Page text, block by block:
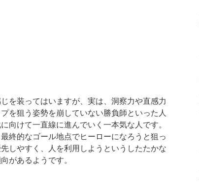
を装ってはいますが、実は、洞察力や直感力
を狙う姿勢を崩していない勝負師といった人
向けて一直線に進んでいく一本気な人です。
終的なゴール地点でヒーローになろうと狙っ
しやすく、人を利用しようというしたたかな
があるようです。